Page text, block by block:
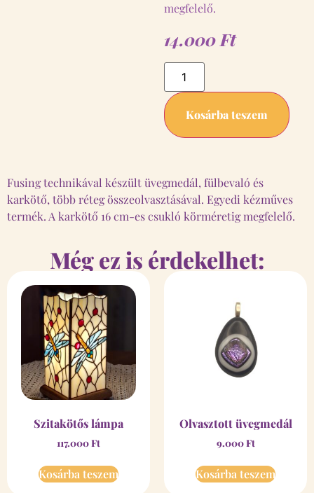
megfelelő.
14.000 Ft
Kosárba teszem
Fusing technikával készült üvegmedál, fülbevaló és
karkötő, több réteg összeolvasztásával. Egyedi kézműves
termék. A karkötő 16 cm-es csukló körméretig megfelelő.
Még ez is érdekelhet:
Szitakötős lámpa
117.000Ft
Kosárba teszem
Olvasztott üvegmedál
9.000Ft
Kosárba teszem